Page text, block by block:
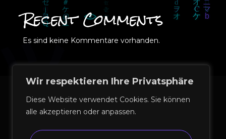
Wir respektieren Ihre Privatsphäre
Diese Website verwendet Cookies. Sie können
alle akzeptieren oder anpassen.
Recent Comments
Es sind keine Kommentare vorhanden.